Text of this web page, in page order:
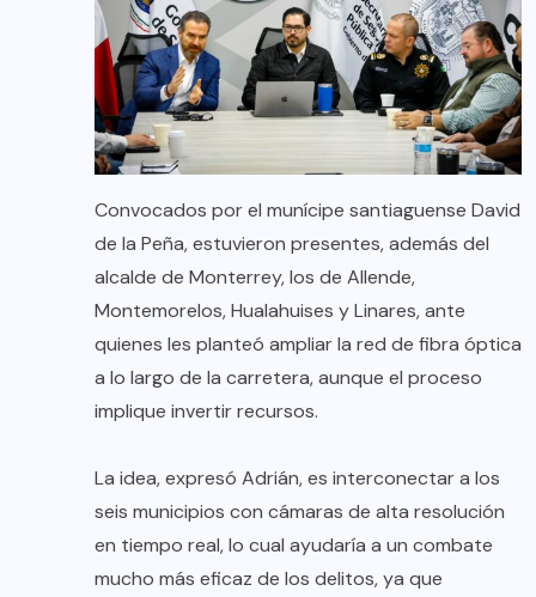
Convocados por el munícipe santiaguense David
de la Peña, estuvieron presentes, además del
alcalde de Monterrey, los de Allende,
Montemorelos, Hualahuises y Linares, ante
quienes les planteó ampliar la red de fibra óptica
a lo largo de la carretera, aunque el proceso
implique invertir recursos.
La idea, expresó Adrián, es interconectar a los
seis municipios con cámaras de alta resolución
en tiempo real, lo cual ayudaría a un combate
mucho más eficaz de los delitos, ya que